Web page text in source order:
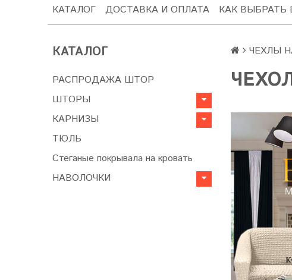
КАТАЛОГ ДОСТАВКА И ОПЛАТА КАК
КАТАЛОГ
РАСПРОДАЖА ШТОР
ШТОРЫ
КАРНИЗЫ
ТЮЛЬ
Стеганые покрывала на кровать
НАВОЛОЧКИ
ЧЕХЛЫ